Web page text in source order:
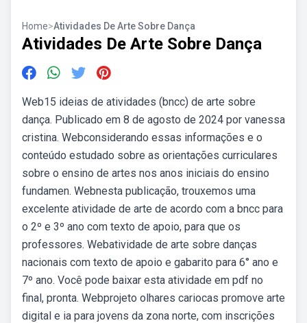
Home>Atividades De Arte Sobre Dança
Atividades De Arte Sobre Dança
Web15 ideias de atividades (bncc) de arte sobre
dança. Publicado em 8 de agosto de 2024 por vanessa
cristina. Webconsiderando essas informações e o
conteúdo estudado sobre as orientações curriculares
sobre o ensino de artes nos anos iniciais do ensino
fundamen. Webnesta publicação, trouxemos uma
excelente atividade de arte de acordo com a bncc para
o 2º e 3º ano com texto de apoio, para que os
professores. Webatividade de arte sobre danças
nacionais com texto de apoio e gabarito para 6° ano e
7º ano. Você pode baixar esta atividade em pdf no
final, pronta. Webprojeto olhares cariocas promove arte
digital e ia para jovens da zona norte, com inscrições